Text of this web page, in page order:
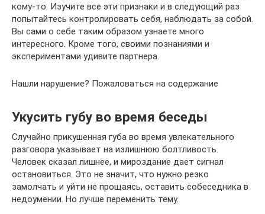
кому-то. Изучите все эти признаки и в следующий раз
попытайтесь контролировать себя, наблюдать за собой.
Вы сами о себе таким образом узнаете много
интересного. Кроме того, своими познаниями и
экспериментами удивите партнера.
Нашли нарушение? Пожаловаться на содержание
Укусить губу во время беседы
Случайно прикушенная губа во время увлекательного
разговора указывает на излишнюю болтливость.
Человек сказал лишнее, и мироздание дает сигнал
остановиться. Это не значит, что нужно резко
замолчать и уйти не прощаясь, оставить собеседника в
недоумении. Но лучше переменить тему.